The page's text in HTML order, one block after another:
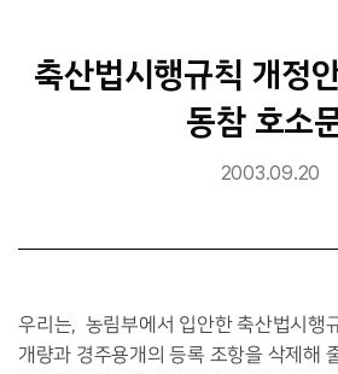
축산법시행규칙 개정
동참 호소
2003.09.20
우리는, 농림부에서 입안한 축산법시행
개량과 경주용개의 등록 조항을 삭제해